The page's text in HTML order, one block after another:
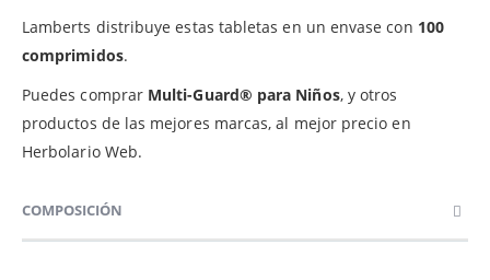
Lamberts distribuye estas tabletas en un envase con 100
comprimidos.
Puedes comprar Multi-Guard® para Niños, y otros
productos de las mejores marcas, al mejor precio en
Herbolario Web.
COMPOSICIÓN